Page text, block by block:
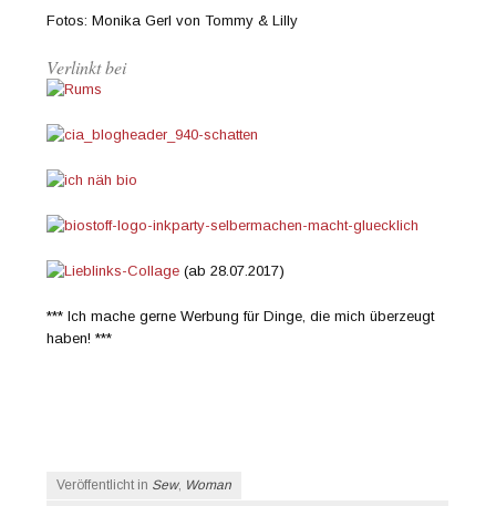
Fotos: Monika Gerl von Tommy & Lilly
Verlinkt bei
(ab 28.07.2017)
*** Ich mache gerne Werbung für Dinge, die mich überzeugt
haben! ***
Veröffentlicht in Sew, Woman